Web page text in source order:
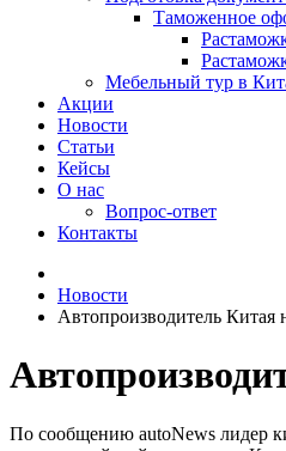
Таможенное
Мебельный тур в
Акции
Новости
Статьи
Кейсы
О нас
Вопрос-ответ
Контакты
Новости
Автопроизводитель Китая
По сообщению autoNews лидер